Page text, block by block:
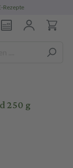
Rezepte
250 g